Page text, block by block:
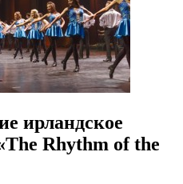
ирландское
Rhythm of the